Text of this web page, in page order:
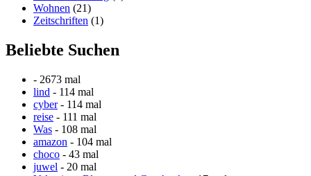
Wohnen (21)
Zeitschriften (1)
Beliebte Suchen
- 2673 mal
lind - 114 mal
cyber- 114 mal
reise - 111 mal
Was - 108 mal
amazon - 104 mal
choco - 43 mal
juwel - 20 mal